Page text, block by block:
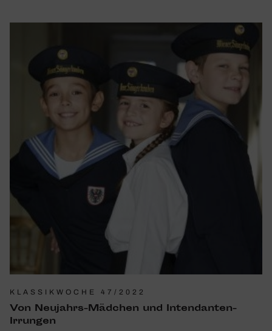
KLASSIKWOCHE 47/2022
Von Neujahrs-Mädchen und Inten­danten-
Irrungen